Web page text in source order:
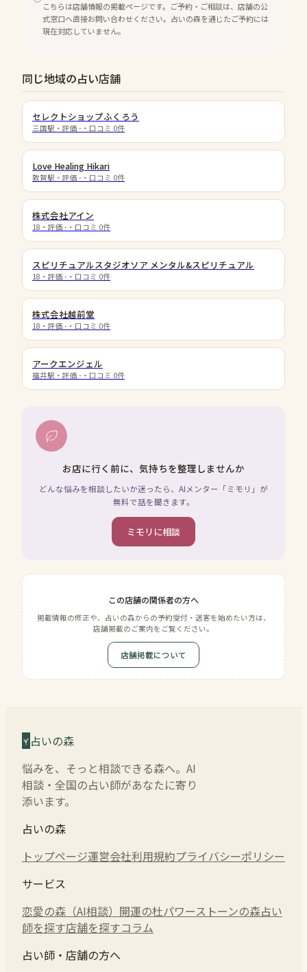
こちらは店舗情報の掲載ページです。ご予約・ご相談は、店舗の公
式窓口へ直接お問い合わせください。占いの森を通じたご予約には
現在対応していません。
同じ地域の占い店舗
セレクトショップふくろう
三国駅 ・評価 - ・口コミ 0件
Love Healing Hikari
敦賀駅 ・評価 - ・口コミ 0件
株式会社アイン
18 ・評価 - ・口コミ 0件
スピリチュアルスタジオソア メンタル&スピリチュアル
18 ・評価 - ・口コミ 0件
株式会社越前堂
18 ・評価 - ・口コミ 0件
アークエンジェル
福井駅 ・評価 - ・口コミ 0件
お店に行く前に、気持ちを整理しませんか
どんな悩みを相談したいか迷ったら、AIメンター「ミモリ」が
無料で話を聞きます。
ミモリに相談
この店舗の関係者の方へ
掲載情報の修正や、占いの森からの予約受付・送客を始めたい方は、
店舗掲載のご案内をご覧ください。
店舗掲載について
占いの森
悩みを、そっと相談できる森へ。AI
相談・全国の占い師があなたに寄り
添います。
占いの森
トップページ運営会社利用規約プライバシーポリシー
サービス
恋愛の森（AI相談） 開運の杜パワーストーンの森占い
師を探す店舗を探すコラム
占い師・店舗の方へ